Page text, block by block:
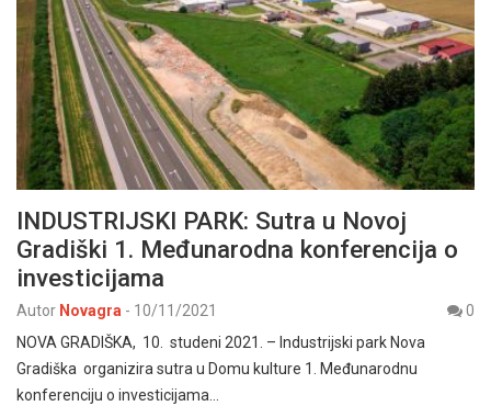
INDUSTRIJSKI PARK: Sutra u Novoj
Gradiški 1. Međunarodna konferencija o
investicijama
Autor Novagra - 10/11/2021
0
NOVA GRADIŠKA, 10. studeni 2021. – Industrijski park Nova
Gradiška organizira sutra u Domu kulture 1. Međunarodnu
konferenciju o investicijama…